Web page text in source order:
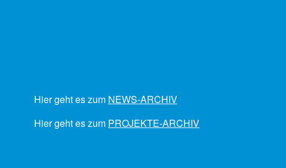
Hier geht es zum NEWS-ARCHIV
Hier geht es zum PROJEKTE-ARCHIV